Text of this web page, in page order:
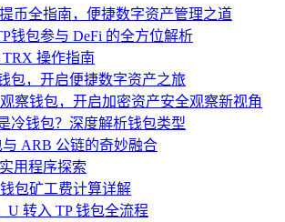
币全指南，便捷数字资产管理之道
钱包参与 DeFi 的全方位解析
操作指南
包，开启便捷数字资产之旅
观察钱包，开启加密资产安全观察新视角
冷钱包？深度解析钱包类型
与 ARB 公链的奇妙融合
用程序探索
钱包矿工费计算详解
U 转入 TP 钱包全流程